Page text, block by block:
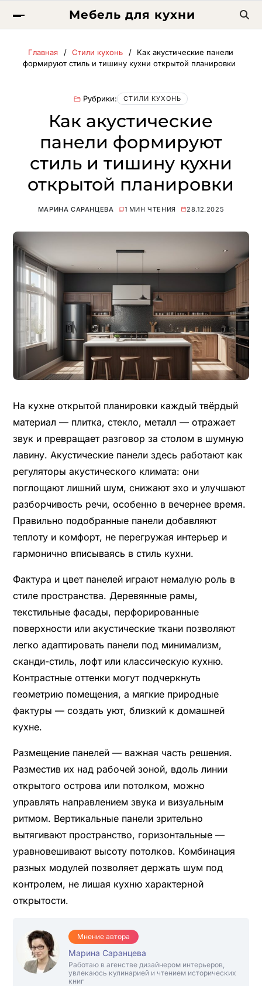
Мебель для кухни
Главная Стили кухонь
Как акустические панели
формируют стиль и тишину кухни открытой планировки
Рубрики: СТИЛИ КУХОНЬ
Как акустические
панели формируют
стиль и тишину кухни
открытой планировки
МАРИНА САРАНЦЕВА 1 МИН ЧТЕНИЯ 28.12.2025
На кухне открытой планировки каждый твёрдый
материал — плитка, стекло, металл — отражает
звук и превращает разговор за столом в шумную
лавину. Акустические панели здесь работают как
регуляторы акустического климата: они
поглощают лишний шум, снижают эхо и улучшают
разборчивость речи, особенно в вечернее время.
Правильно подобранные панели добавляют
теплоту и комфорт, не перегружая интерьер и
гармонично вписываясь в стиль кухни.
Фактура и цвет панелей играют немалую роль в
стиле пространства. Деревянные рамы,
текстильные фасады, перфорированные
поверхности или акустические ткани позволяют
легко адаптировать панели под минимализм,
сканди-стиль, лофт или классическую кухню.
Контрастные оттенки могут подчеркнуть
геометрию помещения, а мягкие природные
фактуры — создать уют, близкий к домашней
кухне.
Размещение панелей — важная часть решения.
Разместив их над рабочей зоной, вдоль линии
открытого острова или потолком, можно
управлять направлением звука и визуальным
ритмом. Вертикальные панели зрительно
вытягивают пространство, горизонтальные —
уравновешивают высоту потолков. Комбинация
разных модулей позволяет держать шум под
контролем, не лишая кухню характерной
открытости.
Мнение автора
Марина Саранцева
Работаю в агенстве дизайнером интерьеров,
увлекаюсь кулинарией и чтением исторических
книг